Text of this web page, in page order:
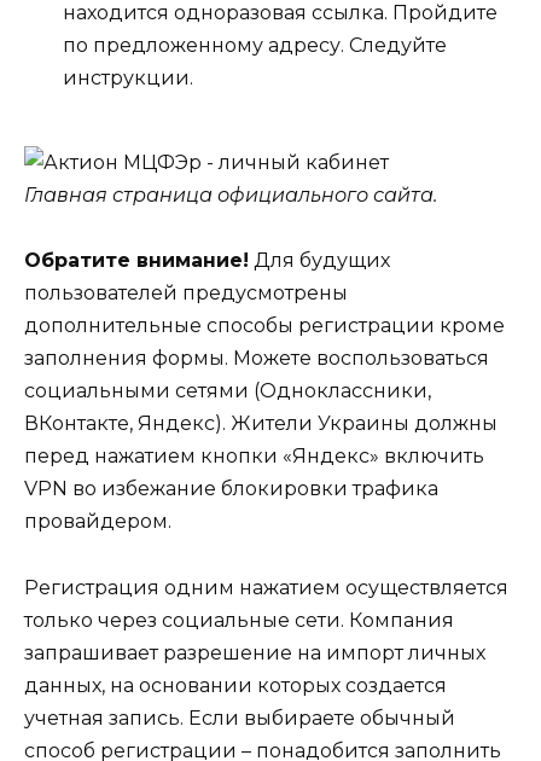
находится одноразовая ссылка. Пройдите
по предложенному адресу. Следуйте
инструкции.
Главная страница официального сайта.
Обратите внимание! Для будущих
пользователей предусмотрены
дополнительные способы регистрации кроме
заполнения формы. Можете воспользоваться
социальными сетями (Одноклассники,
ВКонтакте, Яндекс). Жители Украины должны
перед нажатием кнопки «Яндекс» включить
VPN во избежание блокировки трафика
провайдером.
Регистрация одним нажатием осуществляется
только через социальные сети. Компания
запрашивает разрешение на импорт личных
данных, на основании которых создается
учетная запись. Если выбираете обычный
способ регистрации – понадобится заполнить